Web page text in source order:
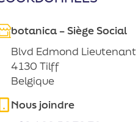
botanica – Siège Social
Blvd Edmond Lieutenant
4130 Tilff
Belgique
Nous joindre